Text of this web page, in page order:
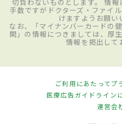
切負わないものとします。 情
手数ですがドクターズ・ファイ
けますようお願い
なお、「マイナンバーカードの
関」の情報につきましては、厚
情報を掲出して
ご利用にあたってプ
医療広告ガイドライン
運営会